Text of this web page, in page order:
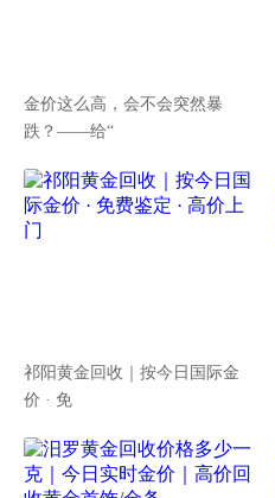
金价这么高，会不会突然暴
跌？——给“
祁阳黄金回收｜按今日国际金
价 · 免